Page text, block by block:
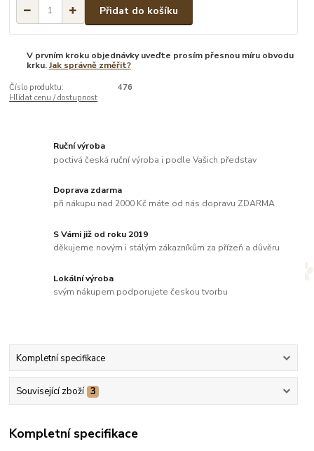
Přidat do košíku
V prvním kroku objednávky uveďte prosím přesnou míru obvodu
krku.Jak správně změřit?
Číslo produktu:
476
Hlídat cenu / dostupnost
Ruční výroba
poctivá česká ruční výroba i podle Vašich představ
Doprava zdarma
při nákupu nad 2000 Kč máte od nás dopravu ZDARMA
S Vámi již od roku 2019
děkujeme novým i stálým zákazníkům za přízeň a důvěru
Lokální výroba
svým nákupem podporujete českou tvorbu
Kompletní specifikace
Související zboží 3
Kompletní specifikace